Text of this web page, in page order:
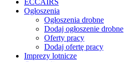
ECCAIRS
Ogłoszenia
Ogłoszenia drobne
Dodaj ogłoszenie drobne
Oferty pracy
Dodaj ofertę pracy
Imprezy lotnicze